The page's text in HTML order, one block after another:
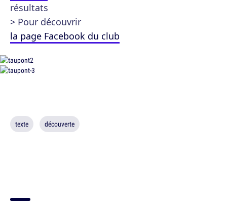
résultats
> Pour découvrir
la page Facebook du club
texte découverte